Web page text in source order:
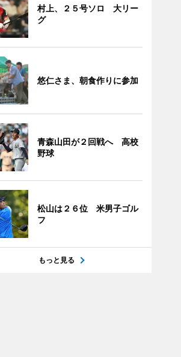
村上、２５号ソロ 大リー
グ
悠仁さま、朝食作りに参加
青森山田が２回戦へ 高校
野球
松山は２６位 米男子ゴル
フ
もっと見る